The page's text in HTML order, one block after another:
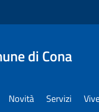
di Cona
Novità Servizi